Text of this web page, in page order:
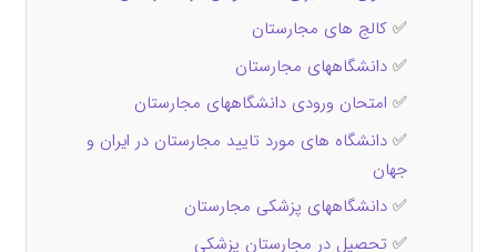
✅ کالج های مجارستان
✅ دانشگاههای مجارستان
✅ امتحان ورودی دانشگاههای مجارستان
✅ دانشگاه های مورد تایید مجارستان در ایران و
جهان
✅ دانشگاههای پزشکی مجارستان
✅ تحصیل در مجارستان پزشکی